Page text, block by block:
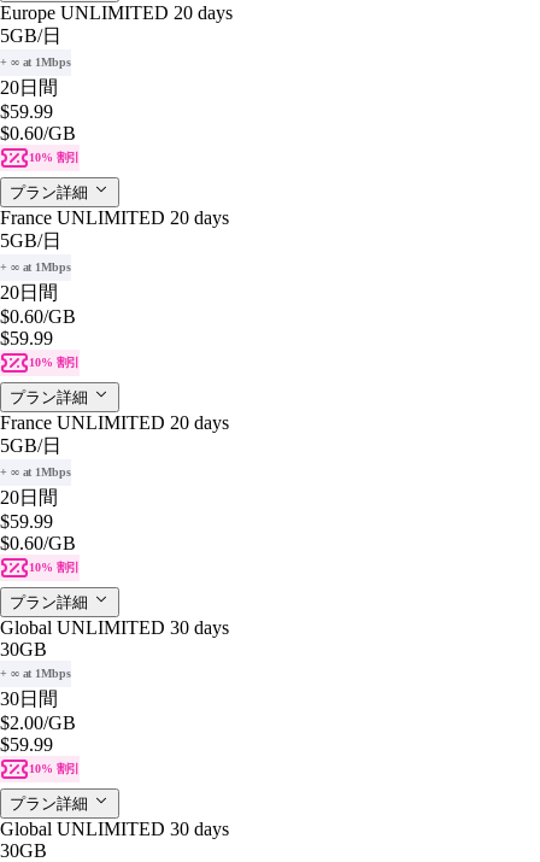
Europe UNLIMITED 20 days
5GB/日
+ ∞ at 1Mbps
20日間
$59.99
$0.60/GB
10% 割引
プラン詳細
France UNLIMITED 20 days
5GB/日
+ ∞ at 1Mbps
20日間
$0.60/GB
$59.99
10% 割引
プラン詳細
France UNLIMITED 20 days
5GB/日
+ ∞ at 1Mbps
20日間
$59.99
$0.60/GB
10% 割引
プラン詳細
Global UNLIMITED 30 days
30GB
+ ∞ at 1Mbps
30日間
$2.00/GB
$59.99
10% 割引
プラン詳細
Global UNLIMITED 30 days
30GB